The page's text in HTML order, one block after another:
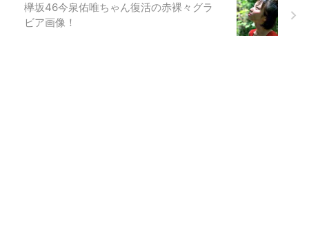
欅坂46今泉佑唯ちゃん復活の赤裸々グラ
ビア画像！